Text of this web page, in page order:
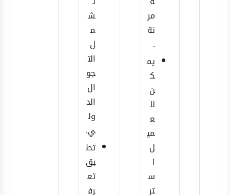
مر
نة
.
يم
ك
ن
لل
ع
مي
ل
ا
س
تر
ش
م
ل
الت
جو
ال
الد
ول
ي.
تط
بق
تع
رف